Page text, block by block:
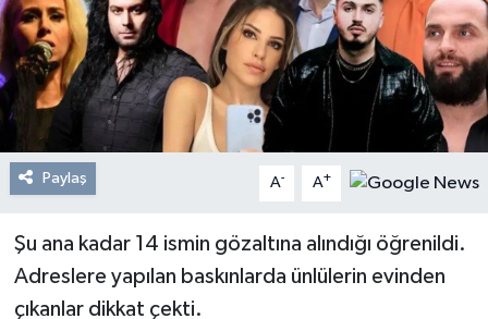
Paylaş A- A+
Şu ana kadar 14 ismin gözaltına alındığı öğrenildi.
Adreslere yapılan baskınlarda ünlülerin evinden
çıkanlar dikkat çekti.